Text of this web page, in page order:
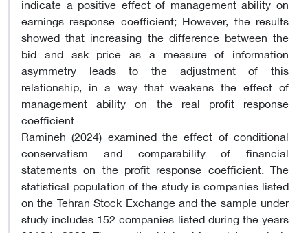
earnings response coefficient; However, the results
showed that increasing the difference between the
bid and ask price as a measure of information
asymmetry leads to the adjustment of this
relationship, in a way that weakens the effect of
management ability on the real profit response
coefficient.
Ramineh (2024) examined the effect of conditional
conservatism and comparability of financial
statements on the profit response coefficient. The
statistical population of the study is companies listed
on the Tehran Stock Exchange and the sample under
study includes 152 companies listed during the years